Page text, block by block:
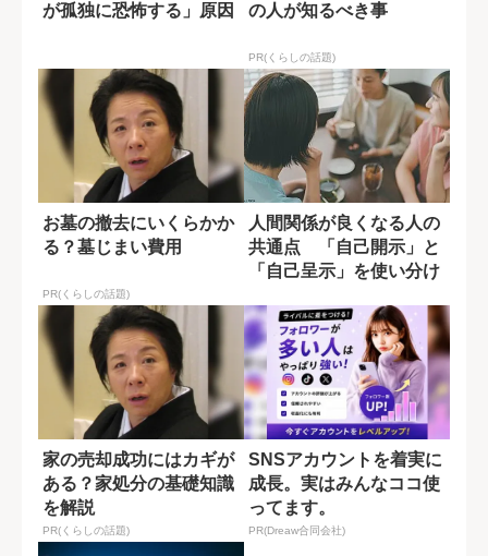
が孤独に恐怖する」原因
の人が知るべき事
PR(くらしの話題)
お墓の撤去にいくらかか
る？墓じまい費用
PR(くらしの話題)
人間関係が良くなる人の
共通点 「自己開示」と
「自己呈示」を使い分け
家の売却成功にはカギが
ある？家処分の基礎知識
を解説
PR(くらしの話題)
SNSアカウントを着実に
成長。実はみんなココ使
ってます。
PR(Dreaw合同会社)